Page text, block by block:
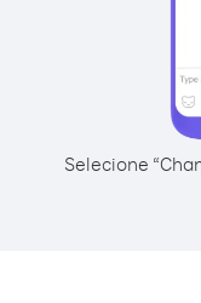
Selecione